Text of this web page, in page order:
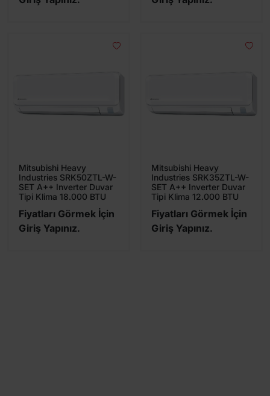
Mitsubishi Heavy
Industries SRK50ZTL-W-
SET A++ Inverter Duvar
Tipi Klima 18.000 BTU
Fiyatları Görmek İçin
Giriş Yapınız.
Mitsubishi Heavy
Industries SRK35ZTL-W-
SET A++ Inverter Duvar
Tipi Klima 12.000 BTU
Fiyatları Görmek İçin
Giriş Yapınız.